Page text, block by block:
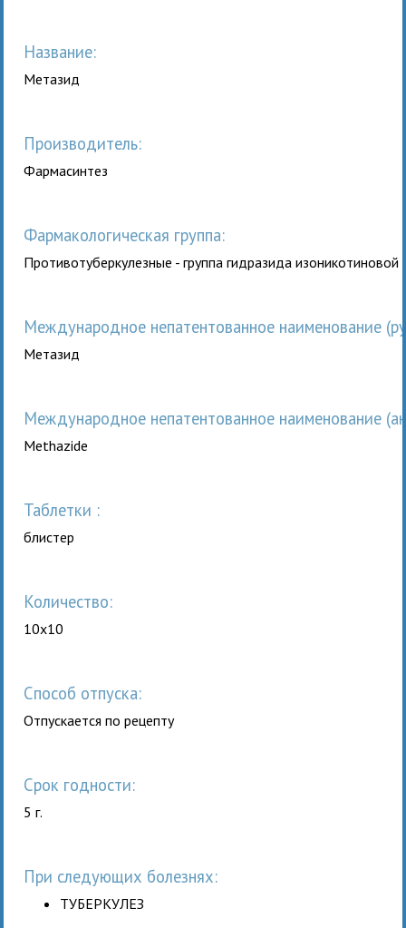
Название:
Метазид
Производитель:
Фармасинтез
Фармакологическая группа:
Противотуберкулезные - группа гидразида изоникотиновой
Международное непатентованное наименование
Метазид
Международное непатентованное наименование
Methazide
таблетки :
блистер
Количество:
10x10
Способ отпуска:
Отпускается по рецепту
Срок годности:
5 г.
При следующих болезнях:
ТУБЕРКУЛЕЗ